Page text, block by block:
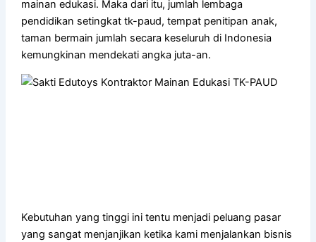
mainan edukasi. Maka dari itu, jumlah lembaga
pendidikan setingkat tk-paud, tempat penitipan anak,
taman bermain jumlah secara keseluruh di Indonesia
kemungkinan mendekati angka juta-an.
Kebutuhan yang tinggi ini tentu menjadi peluang pasar
yang sangat menjanjikan ketika kami menjalankan bisnis